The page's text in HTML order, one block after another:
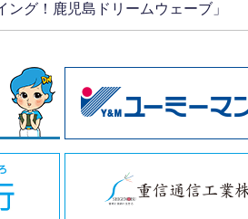
グ！鹿児島ドリームウェーブ」